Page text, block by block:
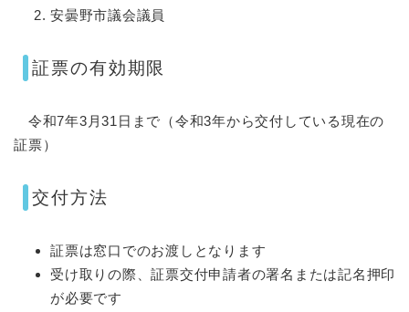
安曇野市議会議員
​​証票の有効期限
令和7年3月31日まで（令和3年から交付している現在の
証票）
交付方法
証票は窓口でのお渡しとなります
受け取りの際、証票交付申請者の署名または記名押印
が必要です